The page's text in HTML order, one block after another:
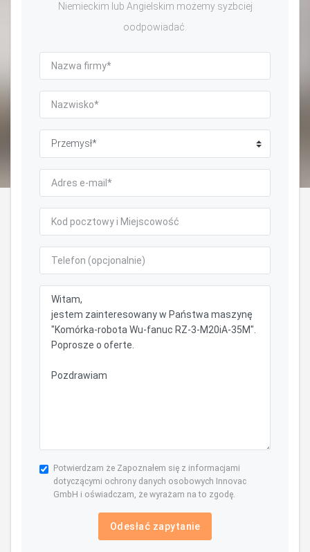
Niemieckim lub Angielskim możemy syzbciej
oodpowiadać.
Potwierdzam że Zapoznałem się z informacjami
dotyczącymi ochrony danych osobowych Innovac
GmbH i oświadczam, że wyrażam na to zgodę.
Odesłać zapytanie